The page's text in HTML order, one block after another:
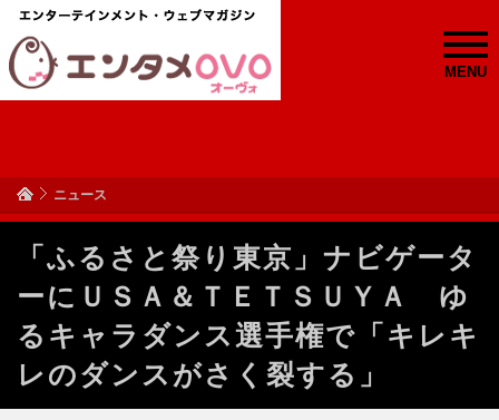
MENU
ニュース
「ふるさと祭り東京」ナビゲータ
ーにＵＳＡ＆ＴＥＴＳＵＹＡ ゆ
るキャラダンス選手権で「キレキ
レのダンスがさく裂する」